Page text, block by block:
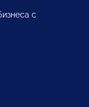
с